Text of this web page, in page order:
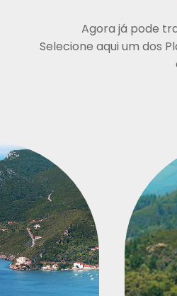
Agora já pode
Selecione aqui um dos